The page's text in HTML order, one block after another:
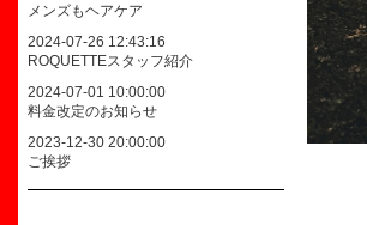
メンズもヘアケア
2024-07-26 12:43:16
ROQUETTEスタッフ紹介
2024-07-01 10:00:00
料金改定のお知らせ
2023-12-30 20:00:00
ご挨拶